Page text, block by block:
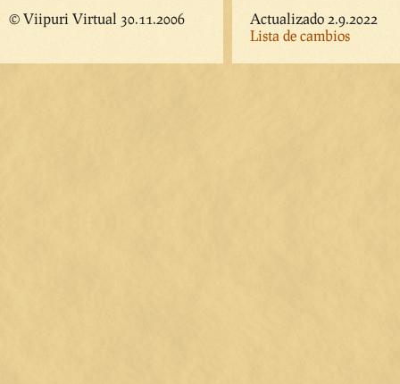
© Viipuri Virtual 30.11.2006
Actualizado 2.9.2022
Lista de cambios